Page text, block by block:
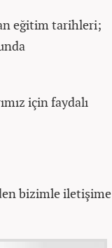
eğitim tarihleri;
için faydalı
bizimle iletişime